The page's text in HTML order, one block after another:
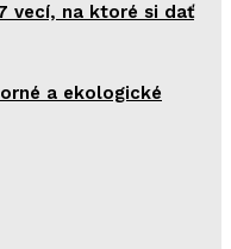
vecí, na ktoré si dať
a ekologické